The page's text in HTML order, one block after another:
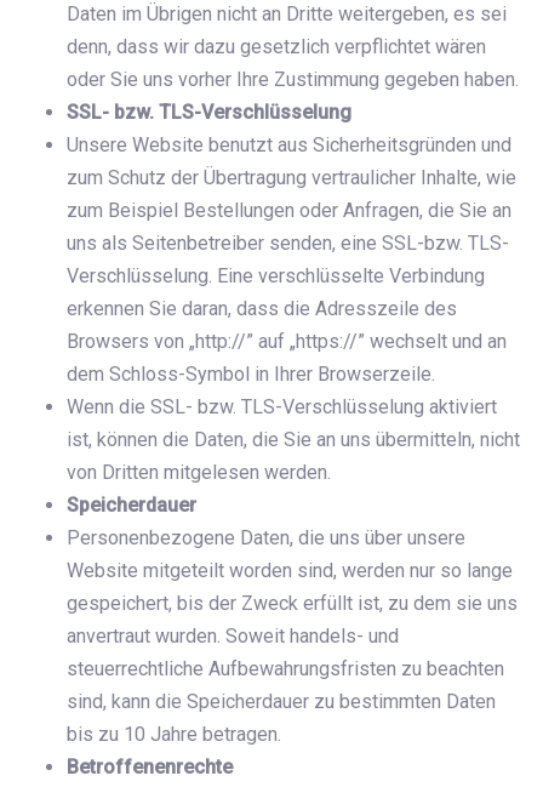
Daten im Übrigen nicht an Dritte weitergeben, es sei
denn, dass wir dazu gesetzlich verpflichtet wären
oder Sie uns vorher Ihre Zustimmung gegeben haben.
SSL- bzw. TLS-Verschlüsselung
Unsere Website benutzt aus Sicherheitsgründen und
zum Schutz der Übertragung vertraulicher Inhalte, wie
zum Beispiel Bestellungen oder Anfragen, die Sie an
uns als Seitenbetreiber senden, eine SSL-bzw. TLS-
Verschlüsselung. Eine verschlüsselte Verbindung
erkennen Sie daran, dass die Adresszeile des
Browsers von „http://” auf „https://” wechselt und an
dem Schloss-Symbol in Ihrer Browserzeile.
Wenn die SSL- bzw. TLS-Verschlüsselung aktiviert
ist, können die Daten, die Sie an uns übermitteln, nicht
von Dritten mitgelesen werden.
Speicherdauer
Personenbezogene Daten, die uns über unsere
Website mitgeteilt worden sind, werden nur so lange
gespeichert, bis der Zweck erfüllt ist, zu dem sie uns
anvertraut wurden. Soweit handels- und
steuerrechtliche Aufbewahrungsfristen zu beachten
sind, kann die Speicherdauer zu bestimmten Daten
bis zu 10 Jahre betragen.
Betroffenenrechte